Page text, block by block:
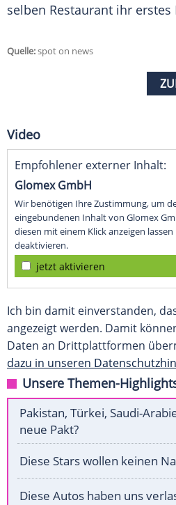
selben Restaurant ihr erstes
Quelle:spot on news
Video
Empfohlener externer Inhalt:
Glomex GmbH
Wir benötigen Ihre Zustimmung, um
eingebundenen Inhalt von Glomex
diesen mit einem Klick anzeigen
deaktivieren.
jetzt aktivieren
Ich bin damit einverstanden,
angezeigt werden. Damit
Daten an Drittplattformen
dazu in unseren
Unsere Themen-
Pakistan, Türkei, Saudi-
neue Pakt?
Diese Stars wollen keinen
Diese Autos haben uns